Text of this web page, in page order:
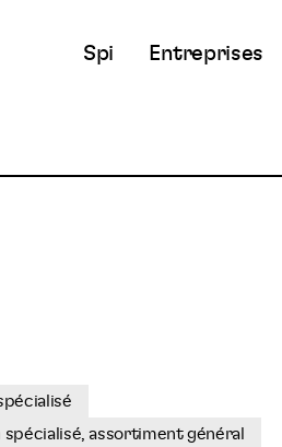
Spi Entreprises
assortiment général